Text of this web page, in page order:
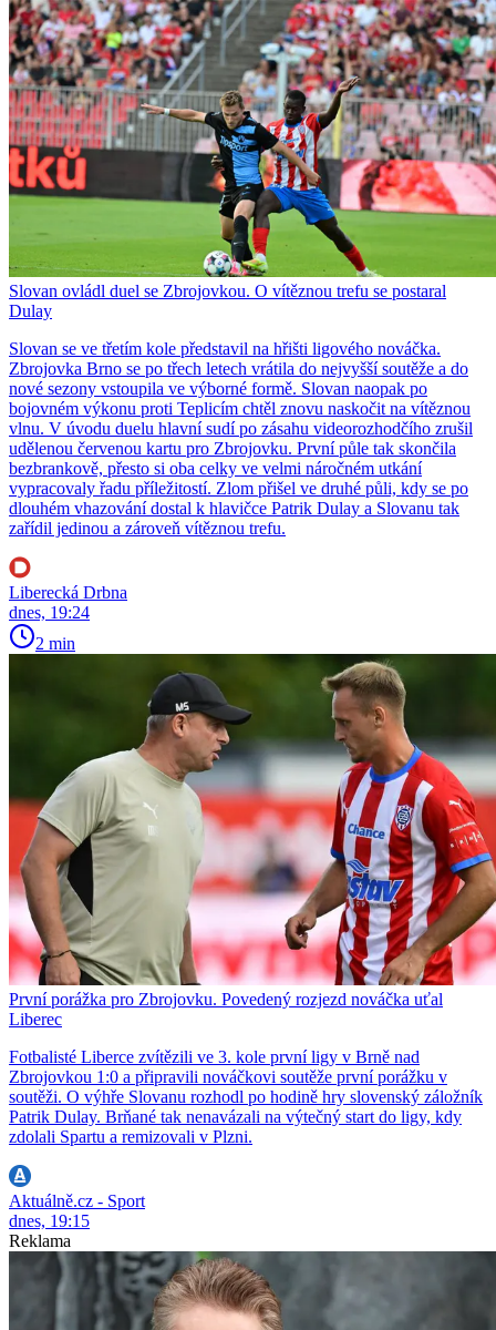
Slovan ovládl duel se Zbrojovkou. O vítěznou trefu se postaral
Dulay
Slovan se ve třetím kole představil na hřišti ligového nováčka.
Zbrojovka Brno se po třech letech vrátila do nejvyšší soutěže a do
nové sezony vstoupila ve výborné formě. Slovan naopak po
bojovném výkonu proti Teplicím chtěl znovu naskočit na vítěznou
vlnu. V úvodu duelu hlavní sudí po zásahu videorozhodčího zrušil
udělenou červenou kartu pro Zbrojovku. První půle tak skončila
bezbrankově, přesto si oba celky ve velmi náročném utkání
vypracovaly řadu příležitostí. Zlom přišel ve druhé půli, kdy se po
dlouhém vhazování dostal k hlavičce Patrik Dulay a Slovanu tak
zařídil jedinou a zároveň vítěznou trefu.
Liberecká Drbna
dnes, 19:24
2 min
První porážka pro Zbrojovku. Povedený rozjezd nováčka uťal
Liberec
Fotbalisté Liberce zvítězili ve 3. kole první ligy v Brně nad
Zbrojovkou 1:0 a připravili nováčkovi soutěže první porážku v
soutěži. O výhře Slovanu rozhodl po hodině hry slovenský záložník
Patrik Dulay. Brňané tak nenavázali na výtečný start do ligy, kdy
zdolali Spartu a remizovali v Plzni.
Aktuálně.cz - Sport
dnes, 19:15
Reklama